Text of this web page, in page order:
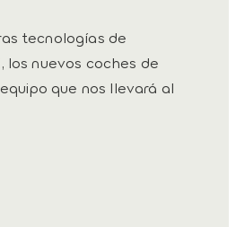
tecnologías de
los nuevos coches de
que nos llevará al